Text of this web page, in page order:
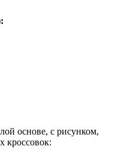
основе, с рисунком,
кроссовок: